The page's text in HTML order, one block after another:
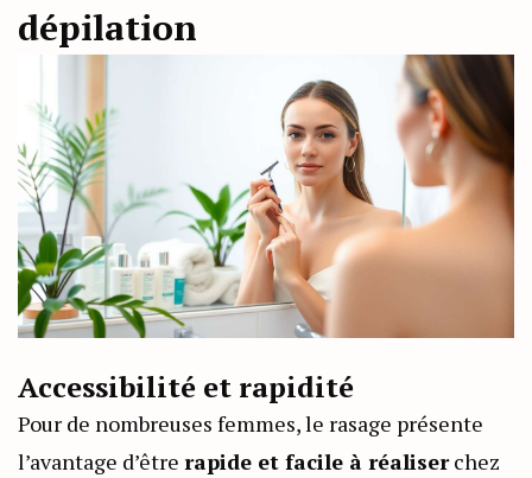
dépilation
Accessibilité et rapidité
Pour de nombreuses femmes, le rasage présente
l’avantage d’être rapide et facile à réaliserchez